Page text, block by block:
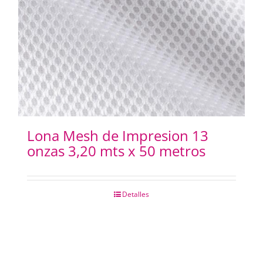
Lona Mesh de Impresion 13
onzas 3,20 mts x 50 metros
Detalles